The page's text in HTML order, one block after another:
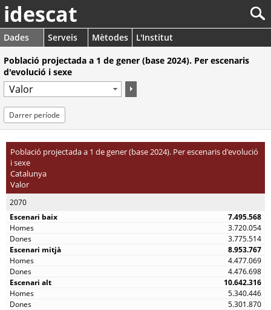
idescat
Dades Serveis Mètodes
L'Institut
Població projectada a 1 de gener (base 2024). Per escenaris
d'evolució i sexe
Darrer període
Població projectada a 1 de gener (base 2024). Per escenaris d'evolució
i sexe
Catalunya
Valor
2070
7.495.568
3.720.054
3.775.514
8.953.767
4.477.069
4.476.698
10.642.316
5.340.446
5.301.870